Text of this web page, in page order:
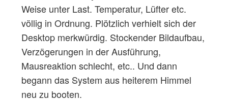
Weise unter Last. Temperatur, Lüfter etc.
völlig in Ordnung. Plötzlich verhielt sich der
Desktop merkwürdig. Stockender Bildaufbau,
Verzögerungen in der Ausführung,
Mausreaktion schlecht, etc.. Und dann
begann das System aus heiterem Himmel
neu zu booten.